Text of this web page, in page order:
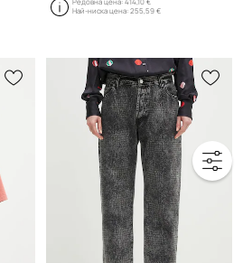
Най-ниска цена:255,59 €